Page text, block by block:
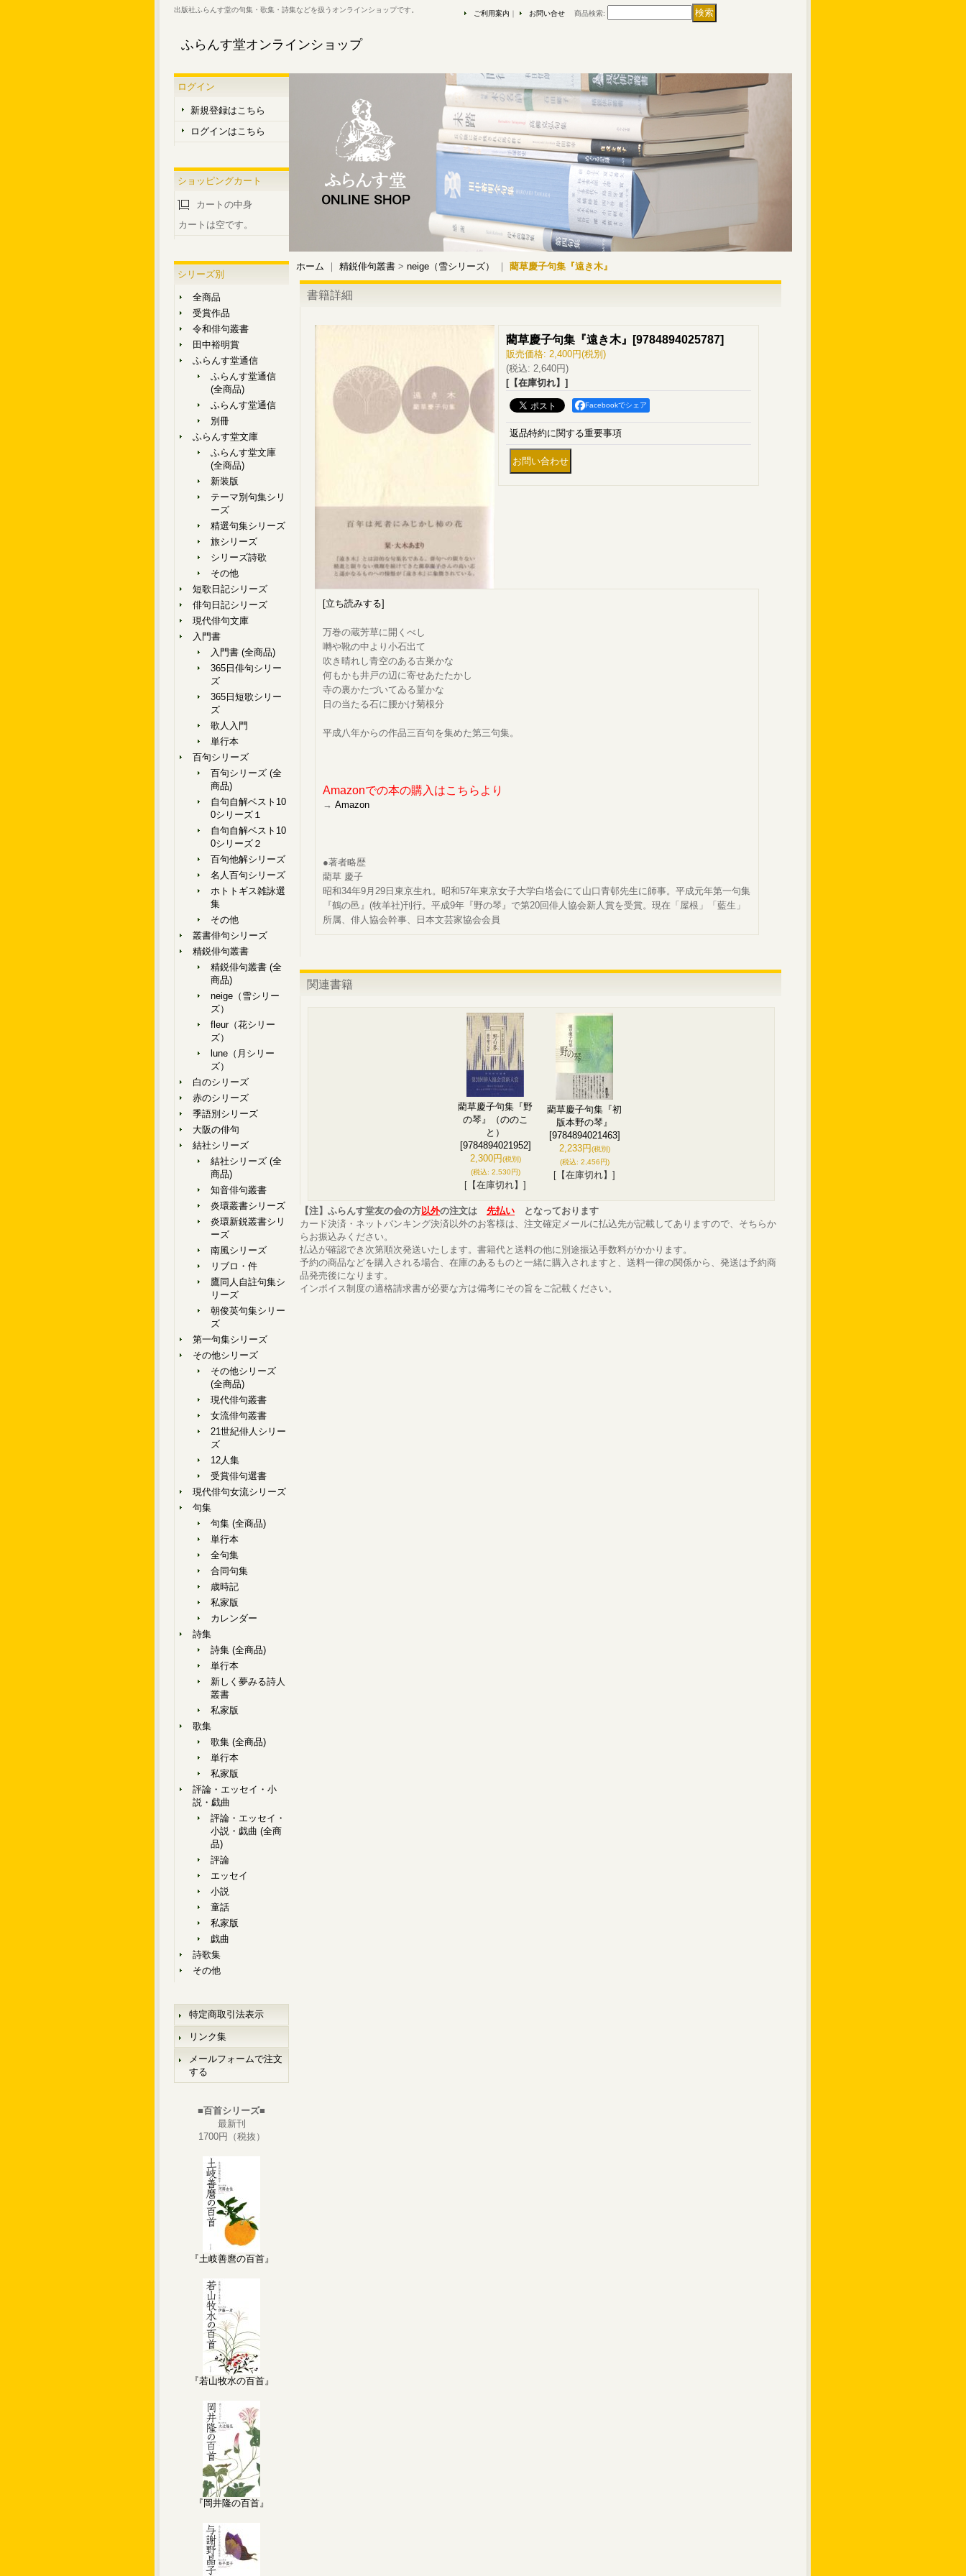
出版社ふらんす堂の句集・歌集・詩集などを扱うオンラインショップです。
ふらんす堂オンラインショップ
ご利用案内 お問い合せ 商品検索:
ログイン
新規登録はこちら
ログインはこちら
ショッピングカート
カートの中身
カートは空です。
シリーズ別
全商品
受賞作品
令和俳句叢書
田中裕明賞
ふらんす堂通信
ふらんす堂通信
(全商品)
ふらんす堂通信
別冊
ふらんす堂文庫
ふらんす堂文庫
(全商品)
新装版
テーマ別句集シリ
ーズ
精選句集シリーズ
旅シリーズ
シリーズ詩歌
その他
短歌日記シリーズ
俳句日記シリーズ
現代俳句文庫
入門書
入門書 (全商品)
365日俳句シリー
ズ
365日短歌シリー
ズ
歌人入門
単行本
百句シリーズ
百句シリーズ (全
商品)
自句自解ベスト10
0シリーズ１
自句自解ベスト10
0シリーズ２
百句他解シリーズ
名人百句シリーズ
ホトトギス雑詠選
集
その他
叢書俳句シリーズ
精鋭俳句叢書
精鋭俳句叢書 (全
商品)
neige（雪シリー
ズ）
fleur（花シリー
ズ）
lune（月シリー
ズ）
白のシリーズ
赤のシリーズ
季語別シリーズ
大阪の俳句
結社シリーズ
結社シリーズ (全
商品)
知音俳句叢書
炎環叢書シリーズ
炎環新鋭叢書シリ
ーズ
南風シリーズ
リブロ・件
鷹同人自註句集シ
リーズ
朝俊英句集シリー
ズ
第一句集シリーズ
その他シリーズ
その他シリーズ
(全商品)
現代俳句叢書
女流俳句叢書
21世紀俳人シリー
ズ
12人集
受賞俳句選書
現代俳句女流シリーズ
句集
句集 (全商品)
単行本
全句集
合同句集
歳時記
私家版
カレンダー
詩集
詩集 (全商品)
単行本
新しく夢みる詩人
叢書
私家版
歌集
歌集 (全商品)
単行本
私家版
評論・エッセイ・小
説・戯曲
評論・エッセイ・
小説・戯曲 (全商
品)
評論
エッセイ
小説
童話
私家版
戯曲
詩歌集
その他
特定商取引法表示
リンク集
メールフォームで注文
する
■百首シリーズ■
最新刊
1700円（税抜）
『土岐善麿の百首』
『若山牧水の百首』
『岡井隆の百首』
ホーム ｜ 精鋭俳句叢書 > neige（雪シリーズ） ｜ 藺草慶子句集『遠き木』
書籍詳細
藺草慶子句集『遠き木』 [9784894025787]
販売価格: 2,400円(税別)
(税込: 2,640円)
[【在庫切れ】]
Facebookでシェア
返品特約に関する重要事項
[立ち読みする]
万巻の蔵芳草に開くべし
囀や靴の中より小石出て
吹き晴れし青空のある古巣かな
何もかも井戸の辺に寄せあたたかし
寺の裏かたづいてゐる菫かな
日の当たる石に腰かけ菊根分
平成八年からの作品三百句を集めた第三句集。
Amazonでの本の購入はこちらより
→ Amazon
●著者略歴
藺草 慶子
昭和34年9月29日東京生れ。昭和57年東京女子大学白塔会にて山口青邨先生に師事。平成元年第一句集
『鶴の邑』(牧羊社)刊行。平成9年『野の琴』で第20回俳人協会新人賞を受賞。現在「屋根」「藍生」
所属、俳人協会幹事、日本文芸家協会会員
関連書籍
藺草慶子句集『野
の琴』（ののこ
と）
[9784894021952]
2,300円(税別)
(税込: 2,530円)
[【在庫切れ】]
藺草慶子句集『初
版本野の琴』
[9784894021463]
2,233円(税別)
(税込: 2,456円)
[【在庫切れ】]
【注】ふらんす堂友の会の方以外の注文は 先払い となっております
カード決済・ネットバンキング決済以外のお客様は、注文確定メールに払込先が記載してありますので、そちらか
らお振込みください。
払込が確認でき次第順次発送いたします。書籍代と送料の他に別途振込手数料がかかります。
予約の商品などを購入される場合、在庫のあるものと一緒に購入されますと、送料一律の関係から、発送は予約商
品発売後になります。
インボイス制度の適格請求書が必要な方は備考にその旨をご記載ください。